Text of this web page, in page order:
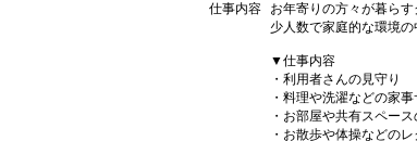
仕事内容
お年寄りの方々が暮ら
少人数で家庭的な環境の
▼仕事内容
・利用者さんの見守り
・料理や洗濯などの家事
・お部屋や共有スペー
・お散歩や体操などの